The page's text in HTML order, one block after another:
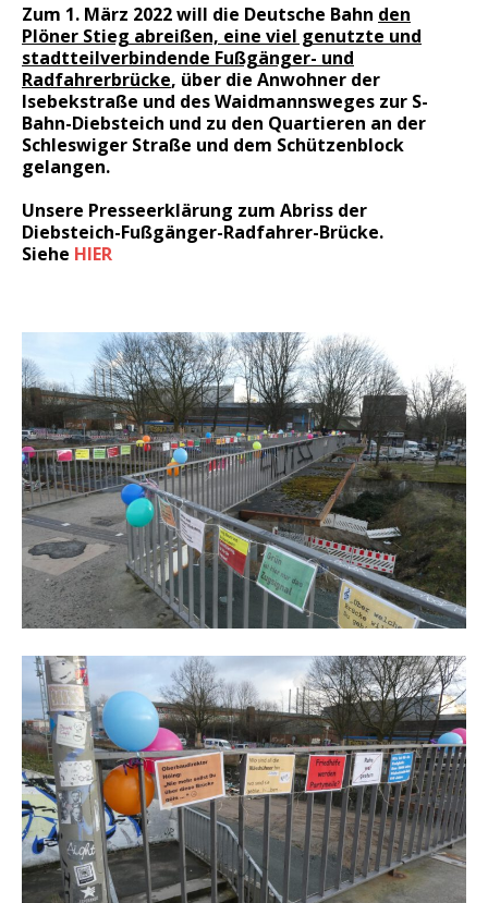
Zum 1. März 2022 will die Deutsche Bahn den
Plöner Stieg abreißen, eine viel genutzte und
stadtteilverbindende Fußgänger- und
Radfahrerbrücke, über die Anwohner der
Isebekstraße und des Waidmannsweges zur S-
Bahn-Diebsteich und zu den Quartieren an der
Schleswiger Straße und dem Schützenblock
gelangen.
Unsere Presseerklärung zum Abriss der
Diebsteich-Fußgänger-Radfahrer-Brücke.
Siehe HIER